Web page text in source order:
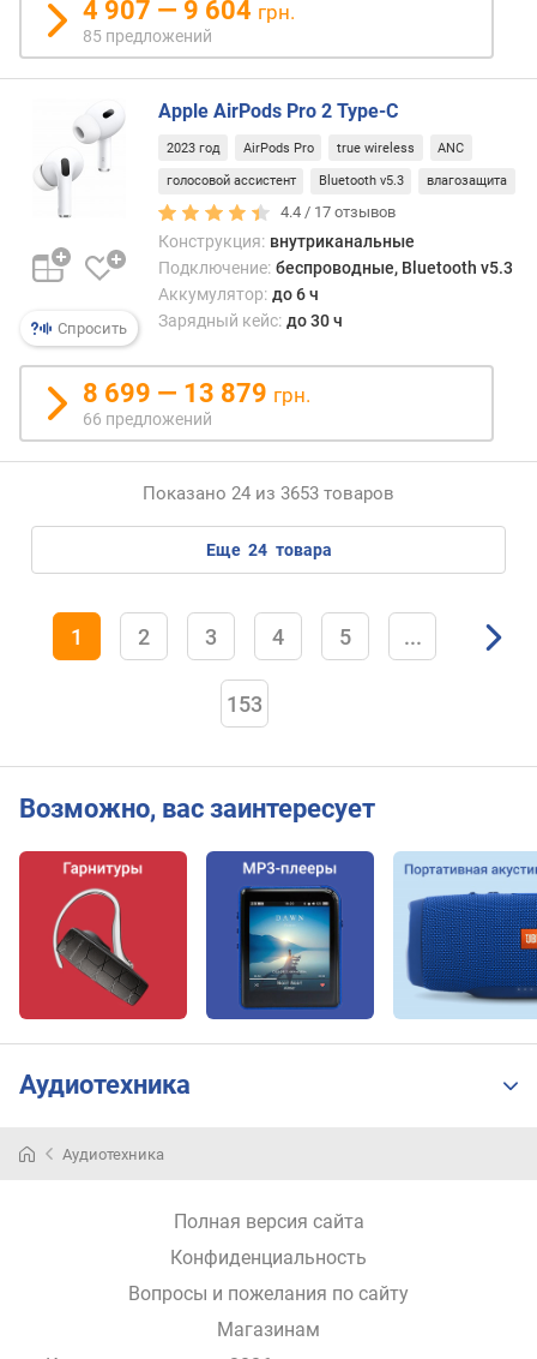
к
и
з
л
у
ч
т
е
л
е
й
л
ч
к
р
о
ф
о
н
о
в
м
к
о
с
ь
н
4 907 — 9 604 грн.
85 предложений
Спросить
Apple AirPods Pro 2 Type-C
2023 год AirPods Pro true wireless ANC
голосовой ассистент Bluetooth v5.3 влагозащита
4.4 / 17 отзывов
Конструкция: внутриканальные
Подключение: беспроводные, Bluetooth v5.3
Аккумулятор: до 6 ч
Зарядный кейс: до 30 ч
8 699 — 13 879 грн.
66 предложений
Показано 24 из 3653 товаров
еще 24 товара
1 2 3 4 5 ...
153
Возможно, вас заинтересует
Аудиотехника
Аудиотехника
Полная версия сайта
Конфиденциальность
Вопросы и пожелания по сайту
Магазинам